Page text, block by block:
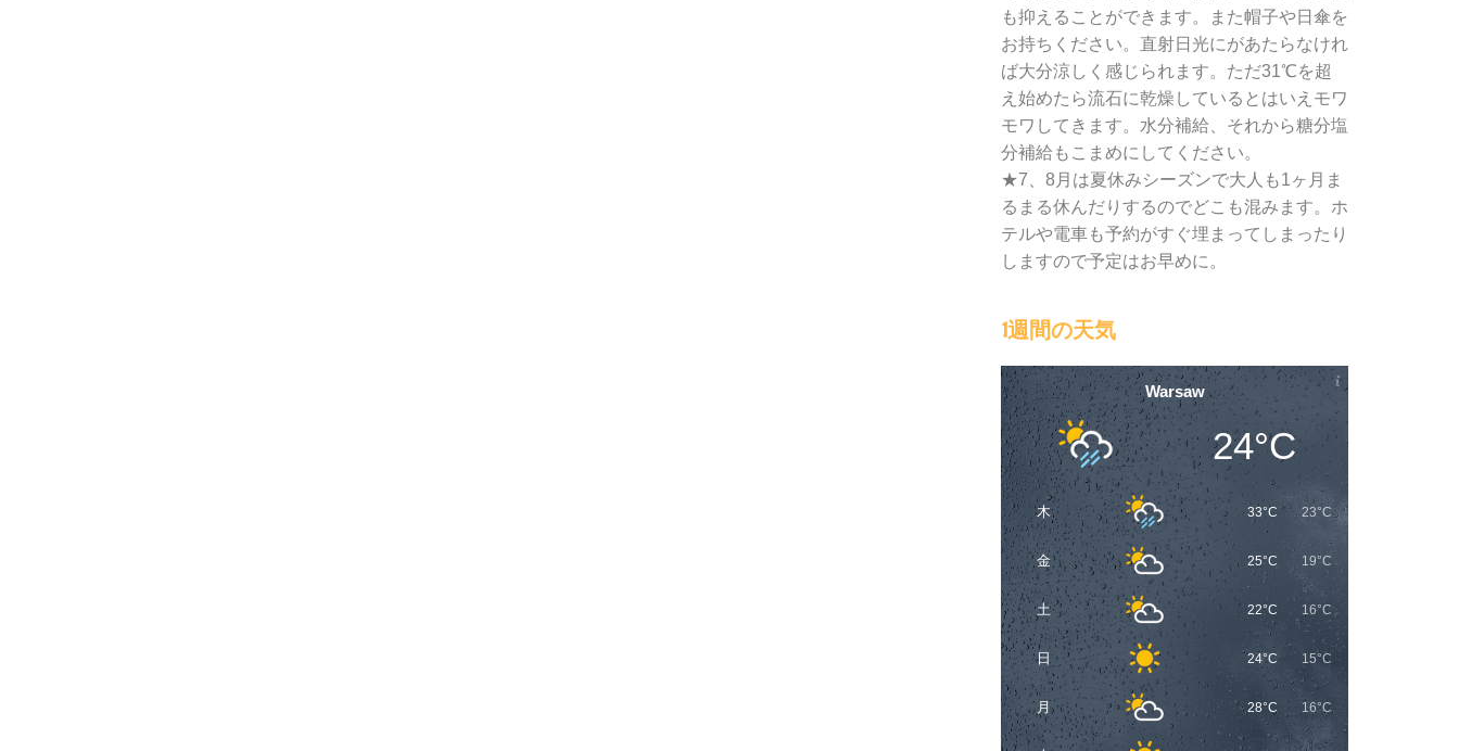
も抑えることができます。また帽子や日傘を
お持ちください。直射日光にがあたらなけれ
ば大分涼しく感じられます。ただ31℃を超
え始めたら流石に乾燥しているとはいえモワ
モワしてきます。水分補給、それから糖分塩
分補給もこまめにしてください。
★7、8月は夏休みシーズンで大人も1ヶ月ま
るまる休んだりするのでどこも混みます。ホ
テルや電車も予約がすぐ埋まってしまったり
しますので予定はお早めに。
1週間の天気
Warsaw
24°C
木 33°C 23°C
金 25°C 19°C
土 22°C 16°C
日 24°C 15°C
月 28°C 16°C